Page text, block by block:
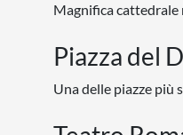
Magnifica cattedrale
Piazza del
Una delle piazze più